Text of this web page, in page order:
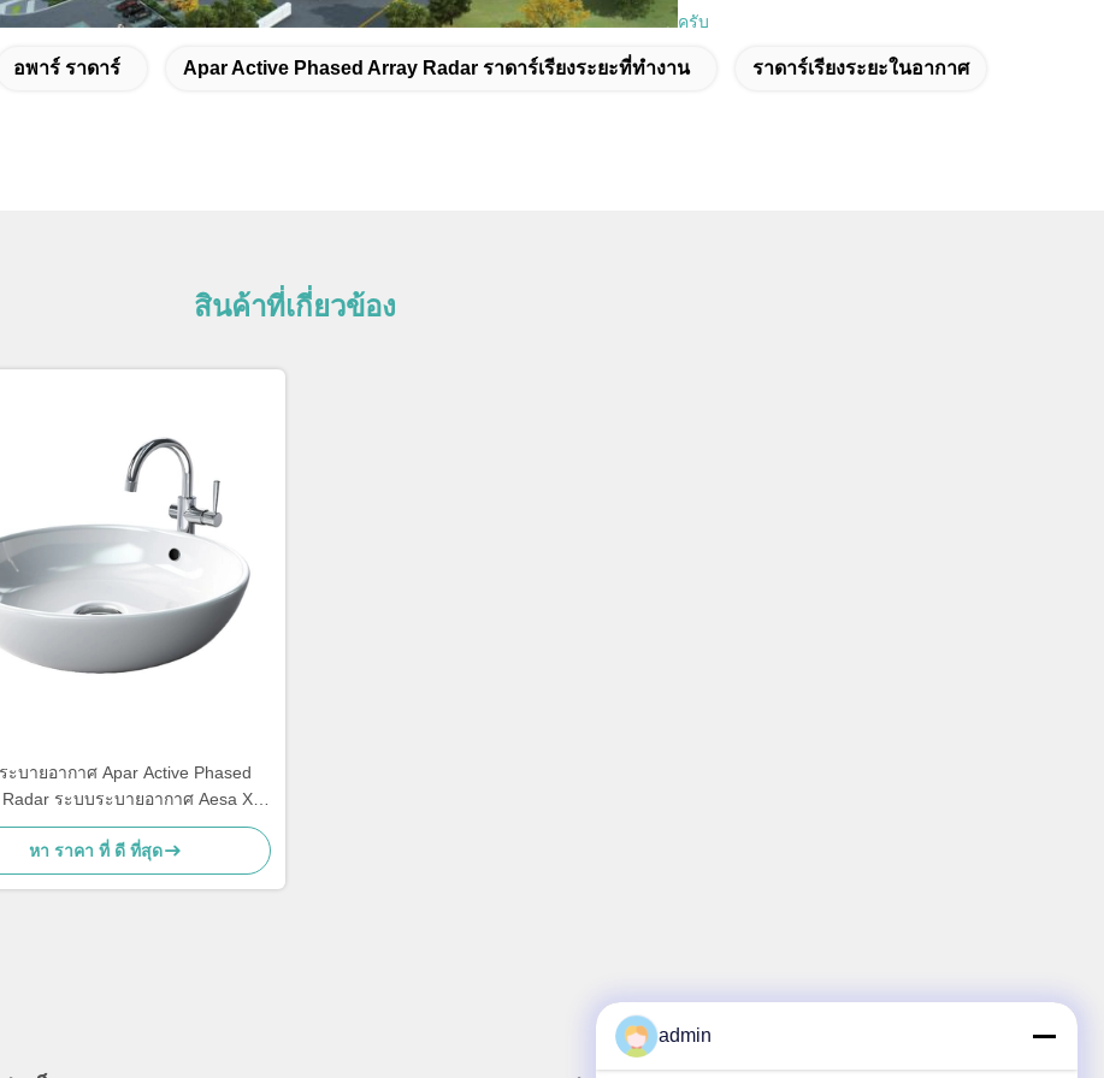
ครับ
อพาร์ ราดาร์ Apar Active Phased Array Radar ราดาร์เรียงระยะที่ทํางาน ราดาร์เรียงระยะในอากาศ
สินค้าที่เกี่ยวข้อง
ะบายอากาศ Apar Active Phased
ระบบระบายอากาศ Aesa X
บบระบายอากาศระบายอากาศระบาย
ศระบายอากาศ ระบบระบายอากาศ
ยอากาศระบายอากาศ 4 ถึง 8 กม.
หา ราคา ที่ ดี ที่สุด
admin